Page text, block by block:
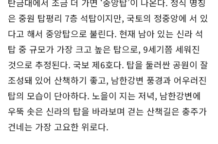
탄금대에서 조금 더 가면 ‘중앙탑’이 나온다. 정식 명칭
은 중원 탑평리 7층 석탑이지만, 국토의 정중앙에 서 있
다고 해서 중앙탑으로 불린다. 현재 남아 있는 신라 석
탑 중 규모가 가장 크고 높은 탑으로, 9세기쯤 세워진
것으로 추정된다. 국보 제6호다. 탑을 둘러싼 공원이 잘
조성돼 있어 산책하기 좋고, 남한강변 풍경과 어우러진
탑의 모습이 단아하다. 노을이 지는 저녁, 남한강변에
우뚝 솟은 신라의 탑을 바라보며 걷는 산책길은 충주가
건네는 가장 고요한 위로다.